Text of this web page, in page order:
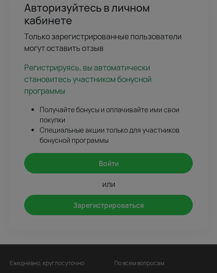
Авторизуйтесь в личном
кабинете
Только зарегистрированные пользователи
могут оставить отзыв
Регистрируясь, вы автоматически
становитесь участником бонусной
программы
Получайте бонусы и оплачивайте ими свои
покупки
Специальные акции только для участников
бонусной программы
Войти
или
Зарегистрироваться
Ежедневно, круглосуточно По всем вопросам